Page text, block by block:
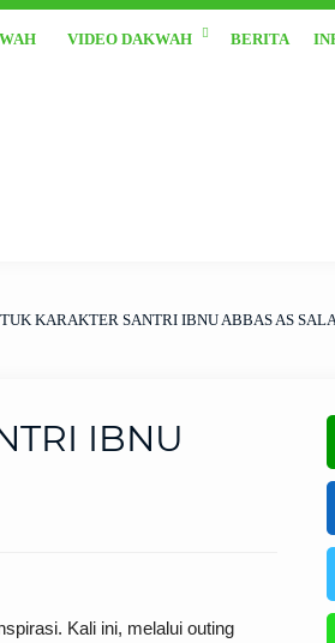
VIDEO DAKWAH BERITA
KARAKTER SANTRI IBNU ABBAS AS
IBNU
Kali ini, melalui outing